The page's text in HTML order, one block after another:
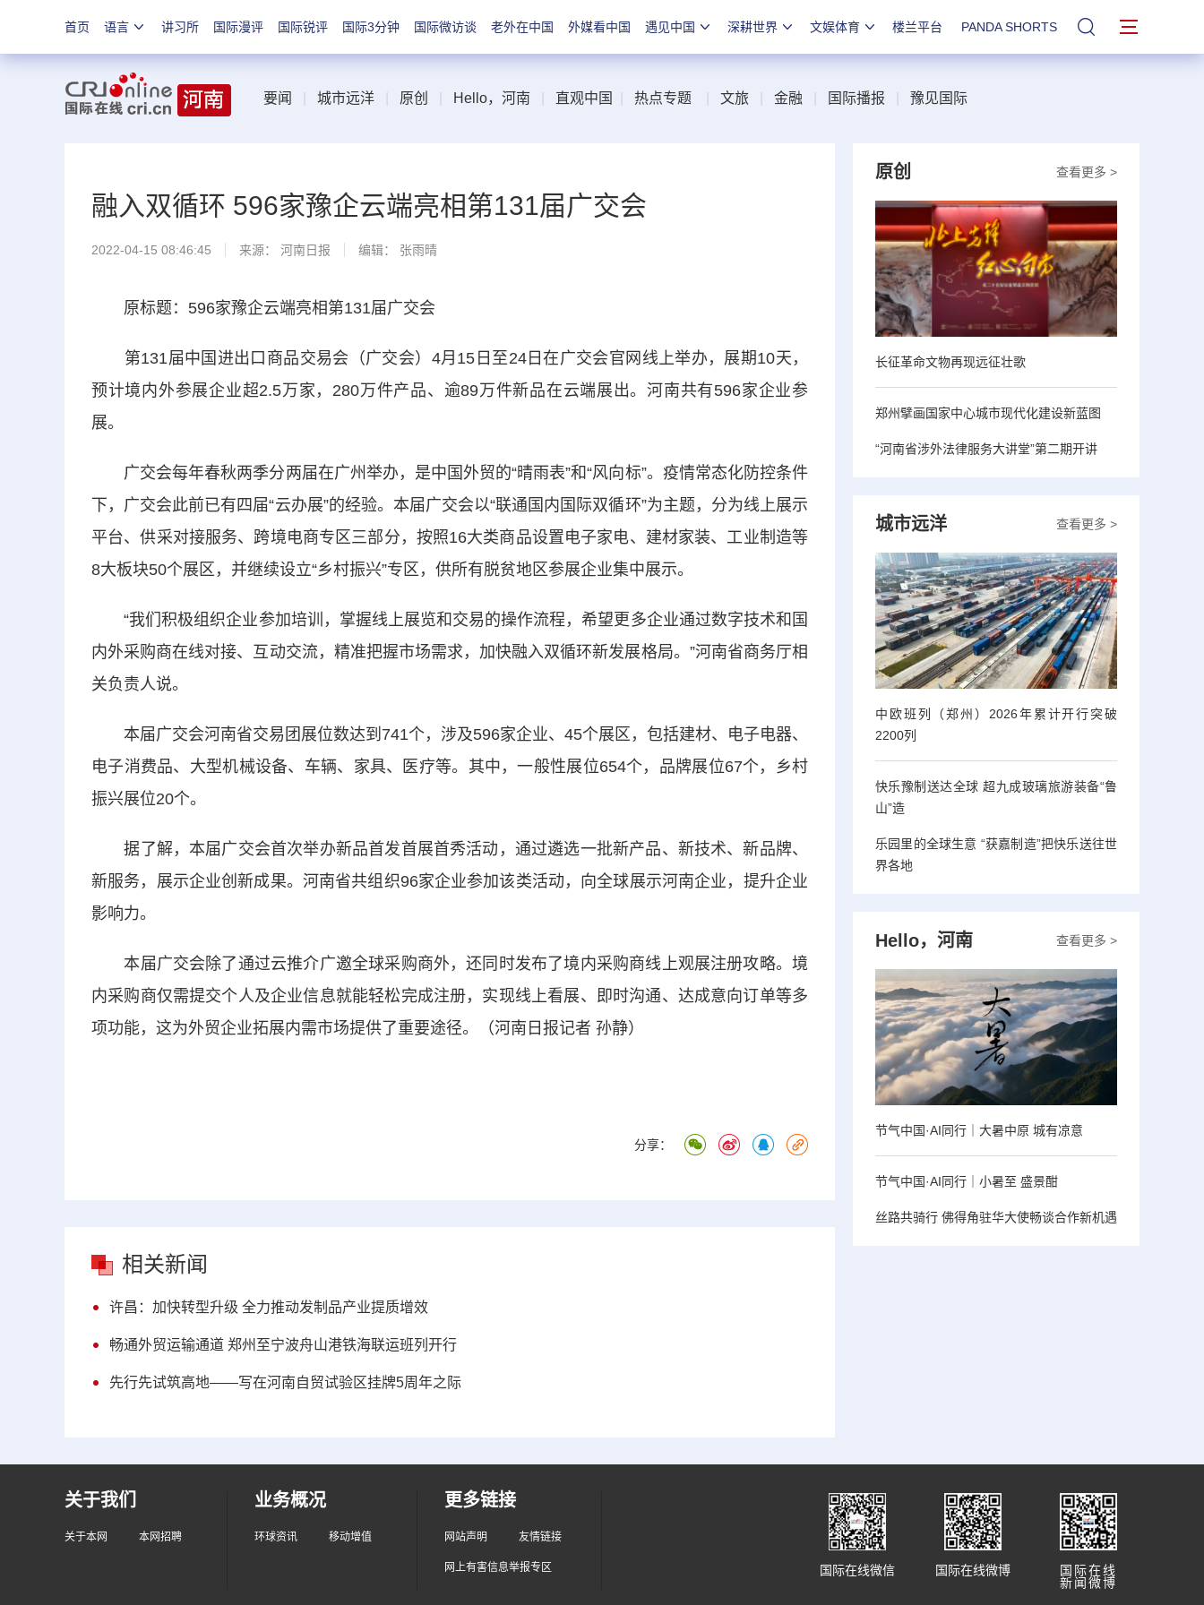
首页 语言 讲习所 国际漫评 国际锐评 国际3分钟 国际微访谈 老外在中国 外媒看中国 遇见中国 深耕世界 文娱体育 楼兰平台 PANDA SHORTS 站内搜索
要闻 城市远洋 原创 Hello，河南 直观中国 热点专题 文旅 金融 国际播报 豫见国际
融入双循环 596家豫企云端亮相第131届广交会
2022-04-15 08:46:45 来源： 河南日报 编辑： 张雨晴
原标题：596家豫企云端亮相第131届广交会
第131届中国进出口商品交易会（广交会）4月15日至24日在广交会官网线上举办，展期10天，
预计境内外参展企业超2.5万家，280万件产品、逾89万件新品在云端展出。河南共有596家企业参
展。
广交会每年春秋两季分两届在广州举办，是中国外贸的“晴雨表”和“风向标”。疫情常态化防控条件
下，广交会此前已有四届“云办展”的经验。本届广交会以“联通国内国际双循环”为主题，分为线上展示
平台、供采对接服务、跨境电商专区三部分，按照16大类商品设置电子家电、建材家装、工业制造等
8大板块50个展区，并继续设立“乡村振兴”专区，供所有脱贫地区参展企业集中展示。
“我们积极组织企业参加培训，掌握线上展览和交易的操作流程，希望更多企业通过数字技术和国
内外采购商在线对接、互动交流，精准把握市场需求，加快融入双循环新发展格局。”河南省商务厅相
关负责人说。
本届广交会河南省交易团展位数达到741个，涉及596家企业、45个展区，包括建材、电子电器、
电子消费品、大型机械设备、车辆、家具、医疗等。其中，一般性展位654个，品牌展位67个，乡村
振兴展位20个。
据了解，本届广交会首次举办新品首发首展首秀活动，通过遴选一批新产品、新技术、新品牌、
新服务，展示企业创新成果。河南省共组织96家企业参加该类活动，向全球展示河南企业，提升企业
影响力。
本届广交会除了通过云推介广邀全球采购商外，还同时发布了境内采购商线上观展注册攻略。境
内采购商仅需提交个人及企业信息就能轻松完成注册，实现线上看展、即时沟通、达成意向订单等多
项功能，这为外贸企业拓展内需市场提供了重要途径。（河南日报记者 孙静）
分享：
相关新闻
许昌：加快转型升级 全力推动发制品产业提质增效
畅通外贸运输通道 郑州至宁波舟山港铁海联运班列开行
先行先试筑高地——写在河南自贸试验区挂牌5周年之际
查看更多 >
原创
长征革命文物再现远征壮歌
郑州擘画国家中心城市现代化建设新蓝图
“河南省涉外法律服务大讲堂”第二期开讲
查看更多 >
城市远洋
中欧班列（郑州）2026年累计开行突破
2200列
快乐豫制送达全球 超九成玻璃旅游装备“鲁
山”造
乐园里的全球生意 “获嘉制造”把快乐送往世
界各地
查看更多 >
Hello，河南
节气中国·AI同行｜大暑中原 城有凉意
节气中国·AI同行｜小暑至 盛景酣
丝路共骑行 佛得角驻华大使畅谈合作新机遇
关于我们
关于本网 本网招聘
业务概况
环球资讯 移动增值
更多链接
网站声明 友情链接
网上有害信息举报专区
国际在线
新闻微博
国际在线微博
国际在线微信